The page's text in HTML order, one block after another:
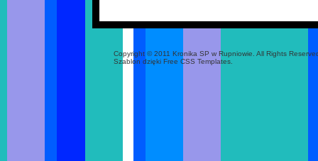
Copyright © 2011 Kronika SP w Rupniowie. All Rights
Szablon dzięki Free CSS Templates.